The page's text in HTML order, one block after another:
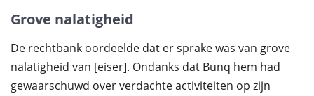
Grove nalatigheid
De rechtbank oordeelde dat er sprake was van grove
nalatigheid van [eiser]. Ondanks dat Bunq hem had
gewaarschuwd over verdachte activiteiten op zijn